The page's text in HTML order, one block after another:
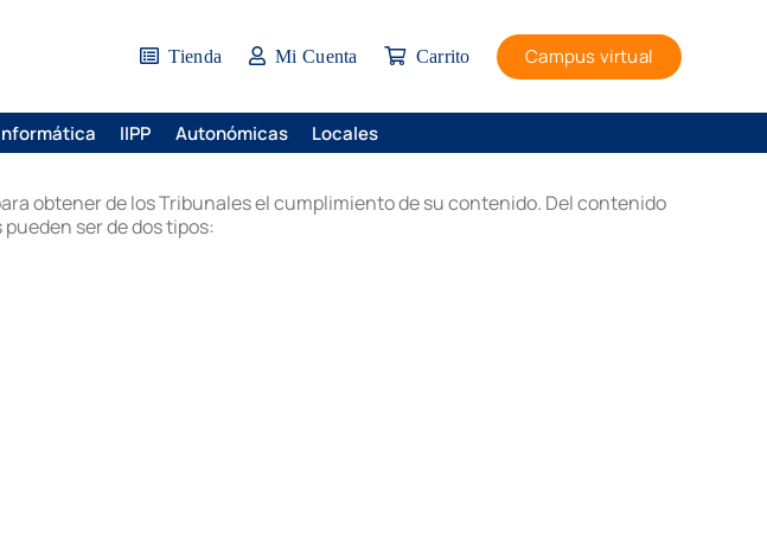
Tienda Mi Cuenta Carrito Campus virtual
IIPP Autonómicas Locales
obtener de los Tribunales el cumplimiento de su contenido. Del contenido
ser de dos tipos: